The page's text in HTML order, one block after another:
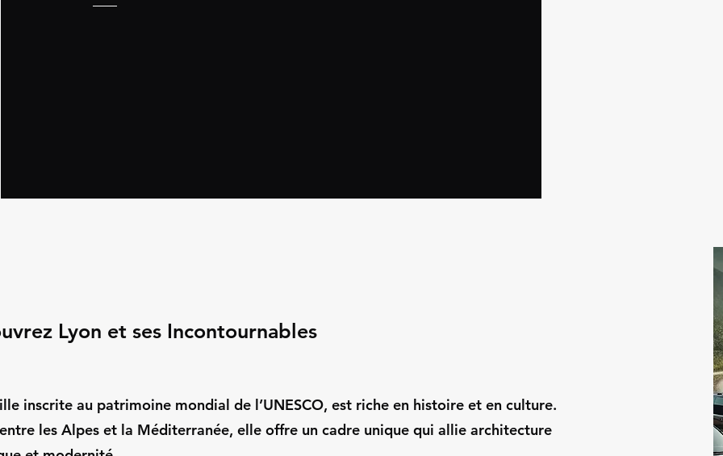
Lyon et ses Incontournables
inscrite au patrimoine mondial de l’UNESCO, est riche en histoire et en culture.
les Alpes et la Méditerranée, elle offre un cadre unique qui allie architecture